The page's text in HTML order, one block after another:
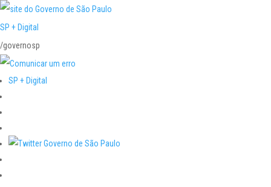
SP + Digital
/governosp
SP + Digital